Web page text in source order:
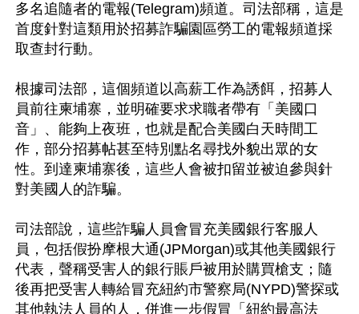
多名追隨者的電報(Telegram)頻道。司法部稱，這是
首度針對這類用於招募詐騙園區勞工的電報頻道採
取查封行動。
根據司法部，這個頻道以高薪工作為誘餌，招募人
員前往柬埔寨，並明確要求求職者帶有「美國口
音」、能夠上夜班，也就是配合美國白天時間工
作，部分招募帖甚至特別點名尋找外貌出眾的女
性。到達柬埔寨後，這些人會被扣留並被迫參與針
對美國人的詐騙。
司法部說，這些詐騙人員會冒充美國銀行客服人
員，包括假扮摩根大通(JPMorgan)或其他美國銀行
代表，聲稱受害人的銀行賬戶被用於購買槍支；隨
後再把受害人轉給冒充紐約市警察局(NYPD)警探或
其他執法人員的人，併進一步假冒「紐約最高法